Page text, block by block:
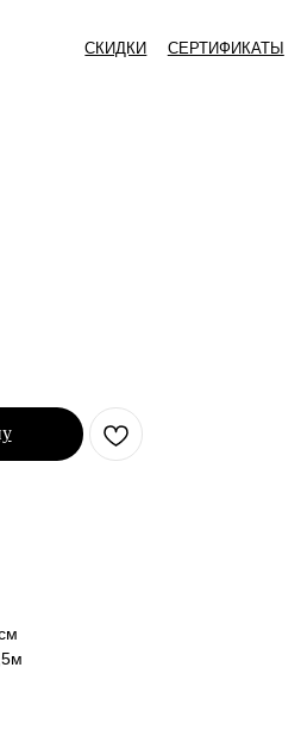
СЕРТИФИКАТЫ О НАС